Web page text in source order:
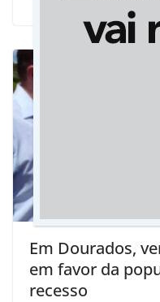
Em Dourados,
em favor da
recesso